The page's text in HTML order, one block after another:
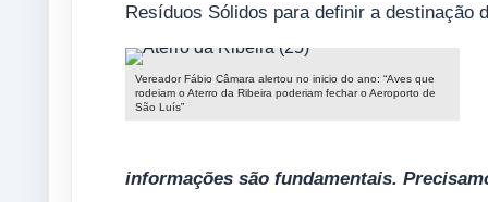
Resíduos Sólidos para definir a destinação
Vereador Fábio Câmara alertou no inicio do ano: “Aves que
rodeiam o Aterro da Ribeira poderiam fechar o Aeroporto de
São Luís”
informações são fundamentais.